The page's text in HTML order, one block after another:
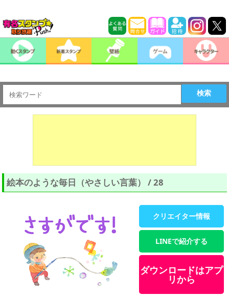
検索
絵本のような毎日（やさしい言葉） / 28
クリエイター情報
LINEで紹介する
ダウンロードはアプ
リから